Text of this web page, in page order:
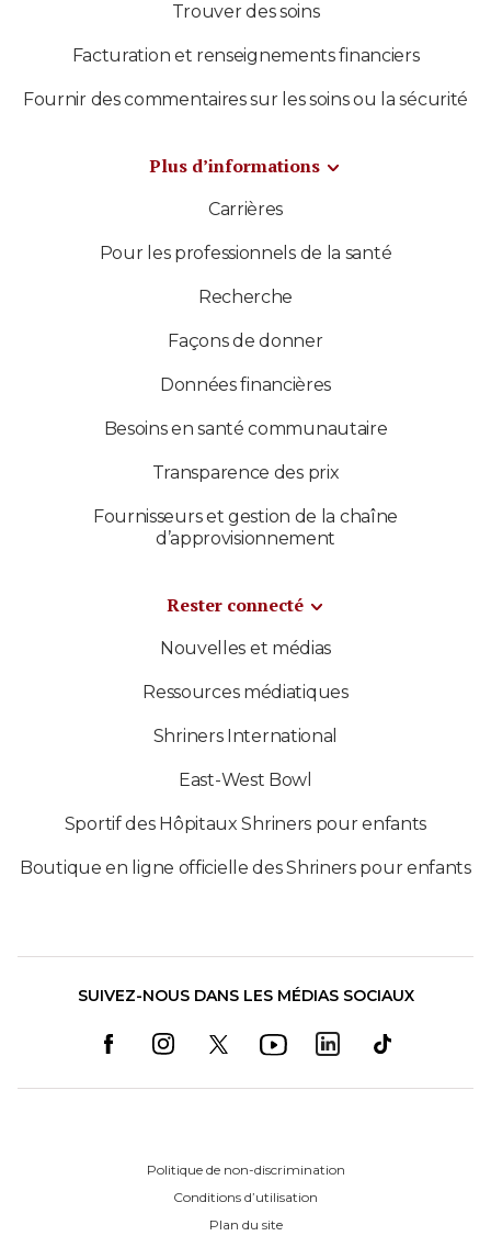
Trouver des soins
Facturation et renseignements financiers
Fournir des commentaires sur les soins ou la sécurité
Plus d’informations
Carrières
Pour les professionnels de la santé
Recherche
Façons de donner
Données financières
Besoins en santé communautaire
Transparence des prix
Fournisseurs et gestion de la chaîne
d’approvisionnement
Rester connecté
Nouvelles et médias
Ressources médiatiques
Shriners International
East-West Bowl
Sportif des Hôpitaux Shriners pour enfants
Boutique en ligne officielle des Shriners pour enfants
SUIVEZ-NOUS DANS LES MÉDIAS SOCIAUX
Politique de non-discrimination
Conditions d’utilisation
Plan du site